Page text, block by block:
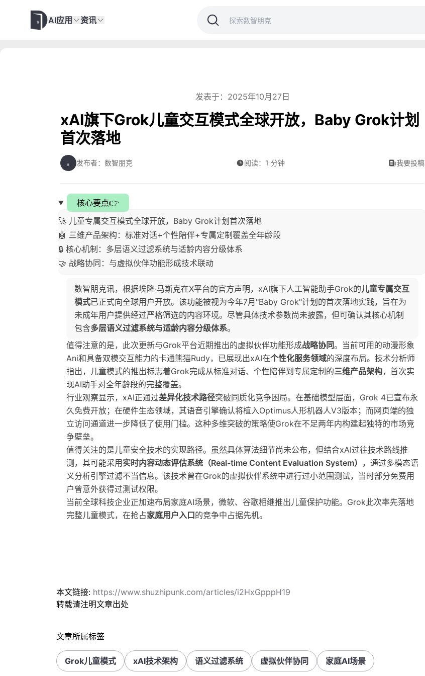
AI应用 资讯
发表于：2025年10月27日
xAI旗下Grok儿童交互模式全球开放，Baby Grok计划
首次落地
发布者：数智朋克 阅读：1 分钟 我要投稿
核心要点👉
🚀 儿童专属交互模式全球开放，Baby Grok计划首次落地
🤖 三维产品架构：标准对话+个性陪伴+专属定制覆盖全年龄段
🔒 核心机制：多层语义过滤系统与适龄内容分级体系
🤝 战略协同：与虚拟伙伴功能形成技术联动
数智朋克讯，根据埃隆·马斯克在X平台的官方声明，xAI旗下人工智能助手Grok的儿童专属交互
模式已正式向全球用户开放。该功能被视为今年7月"Baby Grok"计划的首次落地实践，旨在为
未成年用户提供经过严格筛选的内容环境。尽管具体技术参数尚未披露，但可确认其核心机制
包含多层语义过滤系统与适龄内容分级体系。
值得注意的是，此次更新与Grok平台近期推出的虚拟伙伴功能形成战略协同。当前可用的动漫形象
Ani和具备双模交互能力的卡通熊猫Rudy，已展现出xAI在个性化服务领域的深度布局。技术分析师
指出，儿童模式的推出标志着Grok完成从标准对话、个性陪伴到专属定制的三维产品架构，首次实
现AI助手对全年龄段的完整覆盖。
行业观察显示，xAI正通过差异化技术路径突破同质化竞争困局。在基础模型层面，Grok 4已宣布永
久免费开放；在硬件生态领域，其语音引擎确认将植入Optimus人形机器人V3版本；而网页端的独
立访问通道进一步降低了使用门槛。这种多维突破的策略使Grok在不足两年内构建起独特的市场竞
争壁垒。
值得关注的是儿童安全技术的实现路径。虽然具体算法细节尚未公布，但结合xAI过往技术路线推
测，其可能采用 实时内容动态评估系统（Real-time Content Evaluation System） ，通过多模态语
义分析引擎过滤不当信息。该技术曾在Grok的虚拟伙伴系统中进行过小范围测试，当时部分免费用
户曾意外获得过测试权限。
当前全球科技企业正加速布局家庭AI场景，微软、谷歌相继推出儿童保护功能。Grok此次率先落地
完整儿童模式，在抢占家庭用户入口的竞争中占据先机。
本文链接: https://www.shuzhipunk.com/articles/i2HxGpppH19
转载请注明文章出处
文章所属标签
Grok儿童模式 xAI技术架构 语义过滤系统 虚拟伙伴协同 家庭AI场景